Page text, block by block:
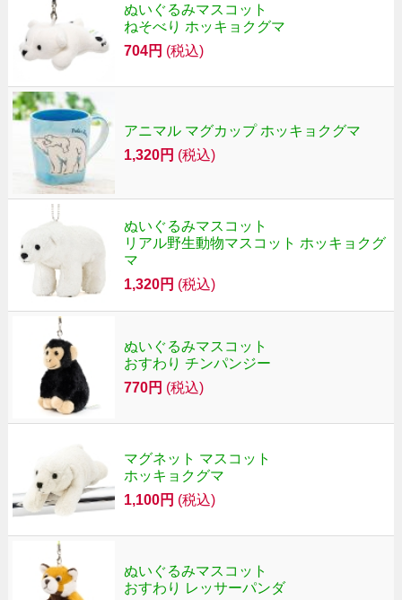
ぬいぐるみマスコット
ねそべり ホッキョクグマ
704円 (税込)
アニマル マグカップ ホッキョクグマ
1,320円 (税込)
ぬいぐるみマスコット
リアル野生動物マスコット ホッキョクグ
マ
1,320円 (税込)
ぬいぐるみマスコット
おすわり チンパンジー
770円 (税込)
マグネット マスコット
ホッキョクグマ
1,100円 (税込)
ぬいぐるみマスコット
おすわり レッサーパンダ